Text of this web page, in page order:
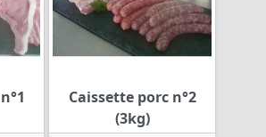
Caissette porc n°2
(3kg)